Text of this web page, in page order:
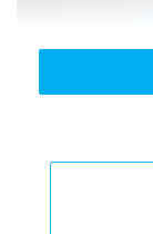
Vaksin
mengandungi